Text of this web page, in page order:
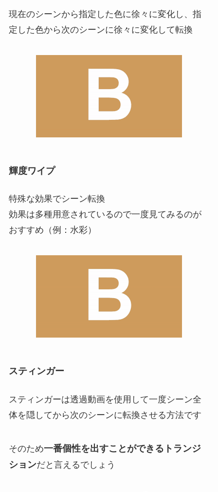
現在のシーンから指定した色に徐々に変化し、指
定した色から次のシーンに徐々に変化して転換
輝度ワイプ
特殊な効果でシーン転換
効果は多種用意されているので一度見てみるのが
おすすめ（例：水彩）
スティンガー
スティンガーは透過動画を使用して一度シーン全
体を隠してから次のシーンに転換させる方法です
そのため一番個性を出すことができるトランジ
ションだと言えるでしょう